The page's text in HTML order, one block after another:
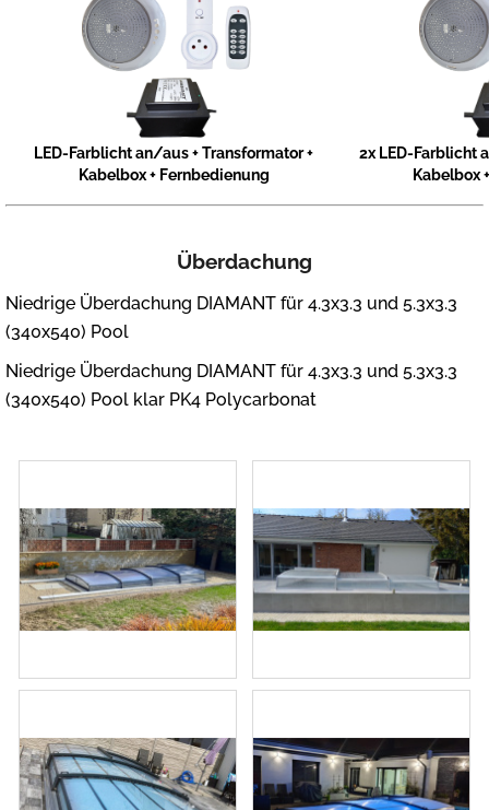
LED-Farblicht an/aus + Transformator +
Kabelbox + Fernbedienung
2x LED-Farblicht
Kabelbox
Überdachung
Niedrige Überdachung DIAMANT für 4.3x3.3 und 5.3x3.3
(340x540) Pool
Niedrige Überdachung DIAMANT für 4.3x3.3 und 5.3x3.3
(340x540) Pool klar PK4 Polycarbonat